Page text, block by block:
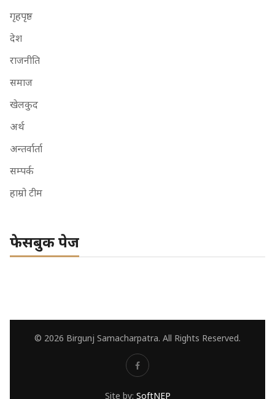
गृहपृष्ठ
देश
राजनीति
समाज
खेलकुद
अर्थ
अन्तर्वार्ता
सम्पर्क
हाम्रो टीम
फेसबुक पेज
© 2026 Birgunj Samacharpatra. All Rights Reserved.
Site by: SoftNEP